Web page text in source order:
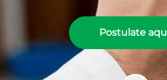
Postulate